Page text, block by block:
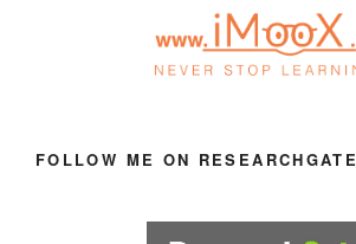
FOLLOW ME ON RESEARCHGATE